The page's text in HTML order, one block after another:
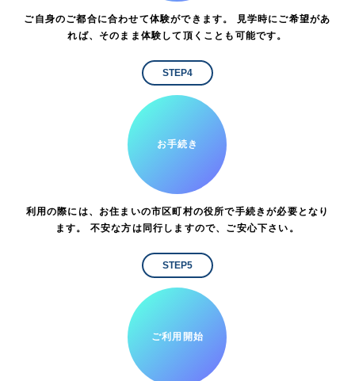
ご自身のご都合に合わせて体験ができます。 見学時にご希望があ
れば、そのまま体験して頂くことも可能です。
STEP4
お手続き
利用の際には、お住まいの市区町村の役所で手続きが必要となり
ます。 不安な方は同行しますので、ご安心下さい。
STEP5
ご利用開始